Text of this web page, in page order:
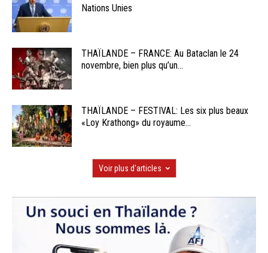
Nations Unies
THAÏLANDE – FRANCE: Au Bataclan le 24
novembre, bien plus qu’un...
THAÏLANDE – FESTIVAL: Les six plus beaux
«Loy Krathong» du royaume...
Voir plus d'articles